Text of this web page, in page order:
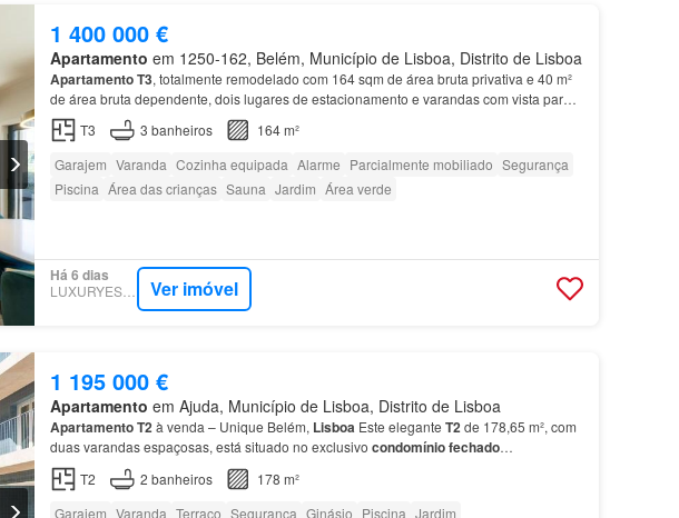
1 400 000 €
Apartamento em 1250-162, Belém, Município de Lisboa, Distrito de Lisboa
ApartamentoT3, totalmente remodelado com 164 sqm de área bruta privativa e 40 m²
de área bruta dependente, dois lugares de estacionamento e varandas com vista para
os jardins e para Monsanto, inserido no prestigiado condomín…
T3 3 banheiros
164 m²
Garajem Varanda Cozinha equipada Alarme Parcialmente mobiliado Segurança
Piscina Área das crianças Sauna Jardim Área verde
Há 6 dias
LUXURYESTATE Ver imóvel
1 195 000 €
Apartamento em Ajuda, Município de Lisboa, Distrito de Lisboa
ApartamentoT2à venda – Unique Belém, Lisboa Este elegante T2de 178,65 m², com
duas varandas espaçosas, está situado no exclusivo condomínio fechado
Características do apartamento: • Sala ampla e luminosa com acesso a terra…
T2 2 banheiros
178 m²
Garajem Varanda Terraço Segurança Ginásio Piscina Jardim